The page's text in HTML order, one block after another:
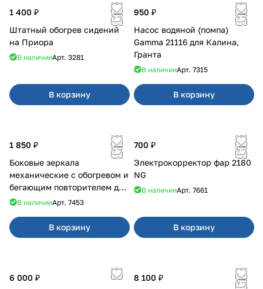
1 400 ₽
Штатный обогрев сидений
на Приора
В наличииАрт. 3281
В корзину
950 ₽
Насос водяной (помпа)
Gamma 21116 для Калина,
Гранта
В наличииАрт. 7315
В корзину
1 850 ₽
Боковые зеркала
механические с обогревом и
бегающим повторителем для
4х4В наличииАрт. 7453
В корзину
700 ₽
Электрокорректор фар 2180
NG
В наличииАрт. 7661
В корзину
6 000 ₽
8 100 ₽